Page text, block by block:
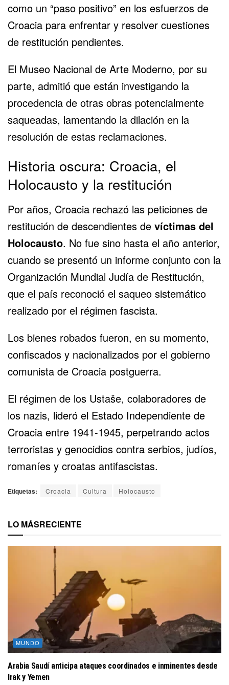
como un “paso positivo” en los esfuerzos de
Croacia para enfrentar y resolver cuestiones
de restitución pendientes.
El Museo Nacional de Arte Moderno, por su
parte, admitió que están investigando la
procedencia de otras obras potencialmente
saqueadas, lamentando la dilación en la
resolución de estas reclamaciones.
Historia oscura: Croacia, el
Holocausto y la restitución
Por años, Croacia rechazó las peticiones de
restitución de descendientes de víctimas del
Holocausto. No fue sino hasta el año anterior,
cuando se presentó un informe conjunto con la
Organización Mundial Judía de Restitución,
que el país reconoció el saqueo sistemático
realizado por el régimen fascista.
Los bienes robados fueron, en su momento,
confiscados y nacionalizados por el gobierno
comunista de Croacia postguerra.
El régimen de los Ustaše, colaboradores de
los nazis, lideró el Estado Independiente de
Croacia entre 1941-1945, perpetrando actos
terroristas y genocidios contra serbios, judíos,
romaníes y croatas antifascistas.
Etiquetas: Croacia Cultura Holocausto
LO MÁSRECIENTE
MUNDO
Arabia Saudí anticipa ataques coordinados e inminentes desde
Irak y Yemen